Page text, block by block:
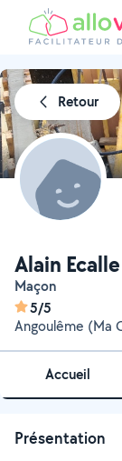
Retour
Alain Ecalle
Maçon
5/5
Angoulême (Ma
Accueil
Présentation